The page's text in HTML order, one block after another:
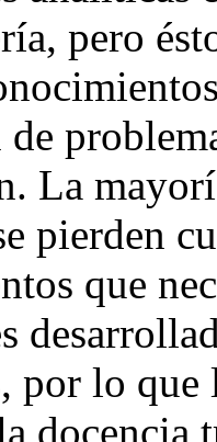
pero
La
pierden
que
por lo que
docencia